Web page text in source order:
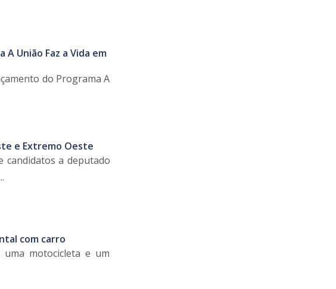
União Faz a Vida em
do Programa A
e Extremo Oeste
candidatos a deputado
com carro
motocicleta e um